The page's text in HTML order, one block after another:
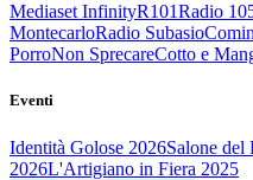
Mediaset InfinityR101Radio
MontecarloRadio Subasio
PorroNon SprecareCotto e
Eventi
Identità Golose 2026Salone del
2026L'Artigiano in Fiera 2025